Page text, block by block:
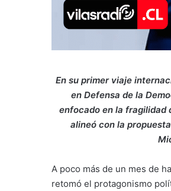
En su primer viaje
en Defensa de la
enfocado en la fragilidad
alineó con la
A poco más de un mes de
retomó el protagonismo